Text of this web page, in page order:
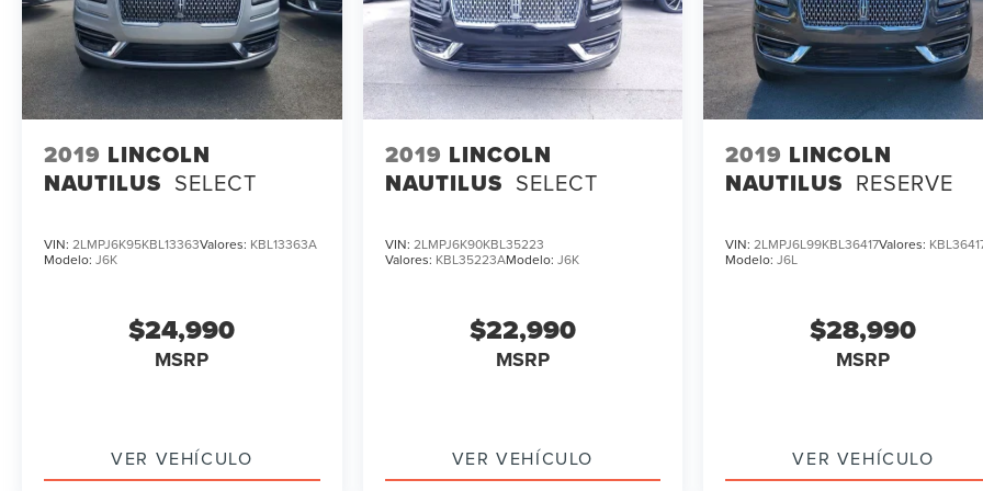
2019 LINCOLN
NAUTILUS SELECT
VIN: 2LMPJ6K95KBL13363Valores: KBL13363A
Modelo: J6K
$24,990
MSRP
VER VEHÍCULO
2019 LINCOLN
NAUTILUS SELECT
VIN: 2LMPJ6K90KBL35223
Valores: KBL35223AModelo: J6K
$22,990
MSRP
VER VEHÍCULO
2019 LINCOLN
NAUTILUS RESERVE
VIN:2LMPJ6L99KBL36417Valores:
Modelo:J6L
$28,990
MSRP
VER VEHÍCULO